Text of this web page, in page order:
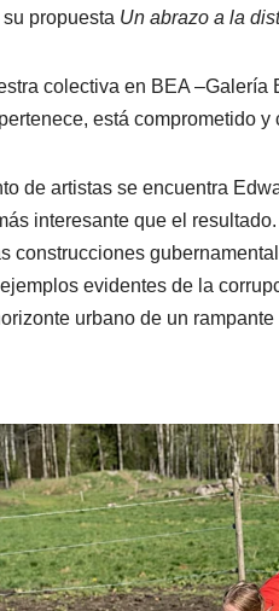
I
s
propuesta Un abrazo a la
colectiva en BEA –Galería
está comprometido
de artistas se encuentra
interesante que el
construcciones
evidentes de la
urbano de un